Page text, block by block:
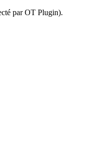
par OT Plugin).